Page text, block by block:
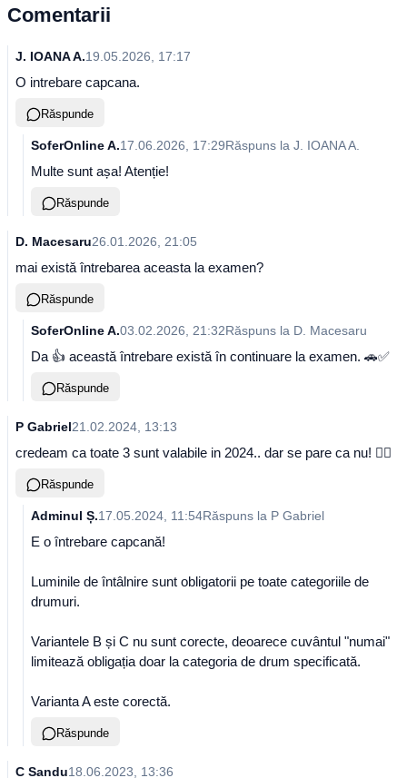
Comentarii
J. IOANA A.19.05.2026, 17:17
O intrebare capcana.
Răspunde
SoferOnline A.17.06.2026, 17:29Răspuns la J. IOANA A.
Multe sunt așa! Atenție!
Răspunde
D. Macesaru26.01.2026, 21:05
mai există întrebarea aceasta la examen?
Răspunde
SoferOnline A.03.02.2026, 21:32Răspuns la D. Macesaru
Da 👍 această întrebare există în continuare la examen. 🚗✅
Răspunde
P Gabriel21.02.2024, 13:13
credeam ca toate 3 sunt valabile in 2024.. dar se pare ca nu! 👎🏼
Răspunde
Adminul Ș.17.05.2024, 11:54Răspuns la P Gabriel
E o întrebare capcană!
Luminile de întâlnire sunt obligatorii pe toate categoriile de
drumuri.
Variantele B și C nu sunt corecte, deoarece cuvântul "numai"
limitează obligația doar la categoria de drum specificată.
Varianta A este corectă.
Răspunde
C Sandu18.06.2023, 13:36